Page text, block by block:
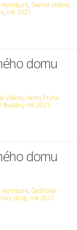
Nymburk, Skelné vlákno,
, rok 2021
domu
vlákno,okres Praha-
foukání, rok 2021
domu
Nymburk,Čedičové
strop, rok 2021